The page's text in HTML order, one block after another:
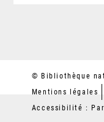
© Bibliothèque
Mentions légales
Accessibilité :